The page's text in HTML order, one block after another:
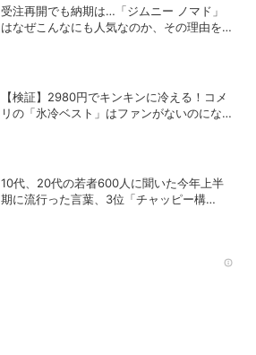
受注再開でも納期は…「ジムニー ノマド」
はなぜこんなにも人気なのか、その理由を徹
【検証】2980円でキンキンに冷える！コメ
リの「氷冷ベスト」はファンがないのになぜ
10代、20代の若者600人に聞いた今年上半
期に流行った言葉、3位「チャッピー構